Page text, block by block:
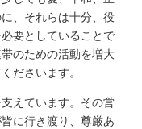
、それらは十分、役
要としていることで
のための活動を増大
ださいます。
えています。その営
に行き渡り、尊厳あ